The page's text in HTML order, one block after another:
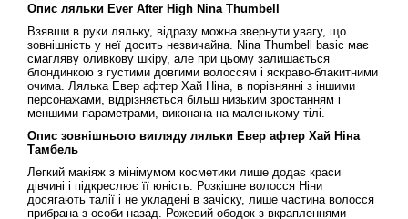
Опис ляльки Ever After High Nina Thumbell
Взявши в руки ляльку, відразу можна звернути увагу, що
зовнішність у неї досить незвичайна. Nina Thumbell basic має
смагляву оливкову шкіру, але при цьому залишається
блондинкою з густими довгими волоссям і яскраво-блакитними
очима. Лялька Евер афтер Хай Ніна, в порівнянні з іншими
персонажами, відрізняється більш низьким зростанням і
меншими параметрами, виконана на маленькому тілі.
Опис зовнішнього вигляду ляльки Евер афтер Хай Ніна
Тамбель
Легкий макіяж з мінімумом косметики лише додає краси
дівчині і підкреслює її юність. Розкішне волосся Ніни
досягають талії і не укладені в зачіску, лише частина волосся
прибрана з особи назад. Рожевий ободок з вкрапленнями